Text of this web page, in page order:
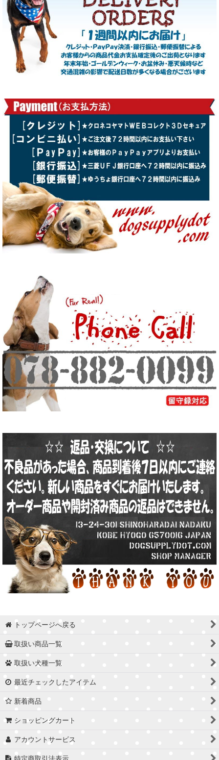
トップページへ戻る
取扱い商品一覧
取扱い犬種一覧
最近チェックしたアイテム
新着商品
ショッピングカート
アカウントサービス
特定商取引法表示